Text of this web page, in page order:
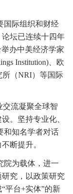
国际组织和财经
坛已连续十四年
办中美经济学家
Institution)、欧
所（NRI）等国际
交流凝聚全球智
。坚持专业化、
和知名学者对话
断提升。
院为载体，进一
究，以政策研究
平台+实体”的新